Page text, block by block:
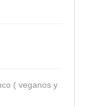
( veganos y